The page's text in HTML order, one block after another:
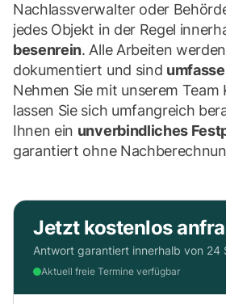
Nachlassverwalter oder
jedes Objekt in der Regel
besenrein. Alle Arbeiten
dokumentiert und sind
Nehmen Sie mit unserem
lassen Sie sich umfangreich
Ihnen ein unverbindliches
garantiert ohne
Jetzt kostenlos
Antwort garantiert innerhalb von 24
Aktuell freie Termine verfügbar